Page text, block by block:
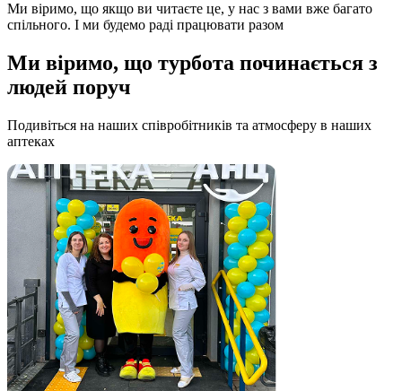
Ми віримо, що якщо ви читаєте це, у нас з вами вже багато
спільного. І ми будемо раді працювати разом
Ми віримо, що турбота починається з
людей поруч
Подивіться на наших співробітників та атмосферу в наших
аптеках